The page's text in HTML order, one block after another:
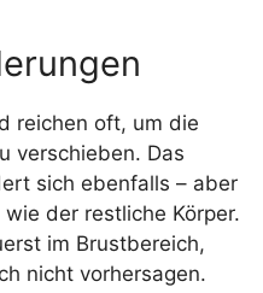
reichen oft, um die
verschieben. Das
sich ebenfalls – aber
der restliche Körper.
im Brustbereich,
nicht vorhersagen.